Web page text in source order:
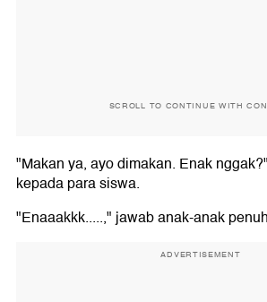
SCROLL TO CONTINUE WITH
"Makan ya, ayo dimakan. Enak
kepada para siswa.
"Enaaakkk.....," jawab anak-anak
ADVERTISEMENT